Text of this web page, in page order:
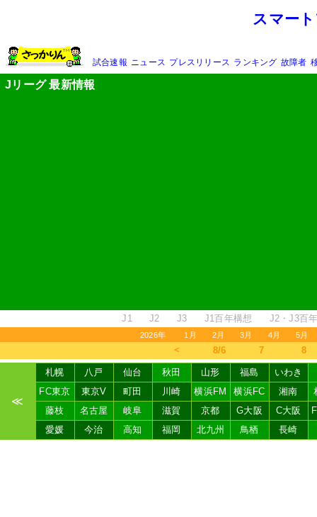
スマー
試合速報 ニュース プレスリリース ランキング 故障者
Jリーグ 最新情報
J1 J2 J3 J1百年構想 J2・J3百
2026年 1月 2月 3月 4月 5月
＜ 8/6 7 8
≪
札幌 八戸 仙台 秋田 山形 福島
いわき
FC東京
東京V 町田 川崎 横浜FM 横浜FC 湘南
藤枝
名古屋 岐阜 滋賀 京都 G大阪 C大阪
愛媛
今治 高知 福岡 北九州 鳥栖 長崎